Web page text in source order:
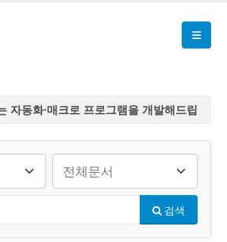
자동화·매크로 프로그램을 개발해드립
자동화·매크로 프로그램을 개발해드립
자동화·매크로 프로그램을 개발해드립
자동화·매크로 프로그램을 개발해드립
검색